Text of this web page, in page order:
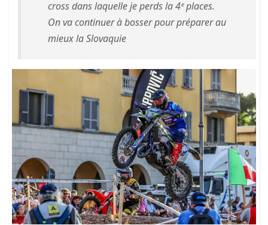
cross dans laquelle je perds la 4ᵉ places.
On va continuer à bosser pour préparer au
mieux la Slovaquie